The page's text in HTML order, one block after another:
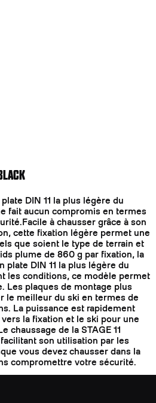
DIN 11 la plus légère du
fait aucun compromis en termes
à chausser grâce à son
cette fixation légère permet une
que soient le type de terrain et
plume de 860 g par fixation, la
plate DIN 11 la plus légère du
les conditions, ce modèle permet
Les plaques de montage plus
le meilleur du ski en termes de
La puissance est rapidement
la fixation et le ski pour une
chaussage de la STAGE 11
son utilisation par les
vous devez chausser dans la
compromettre votre sécurité.